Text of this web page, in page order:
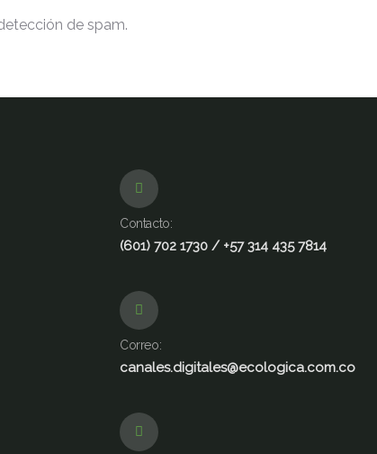
de spam.
Contacto:
(601) 702 1730 / +57 314 435 7814
Correo:
canales.digitales@ecologica.com.co